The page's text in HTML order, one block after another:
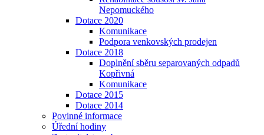
Nepomuckého
Dotace 2020
Komunikace
Podpora venkovských prodejen
Dotace 2018
Doplnění sběru separovaných odpadů
Kopřivná
Komunikace
Dotace 2015
Dotace 2014
Povinné informace
Úřední hodiny